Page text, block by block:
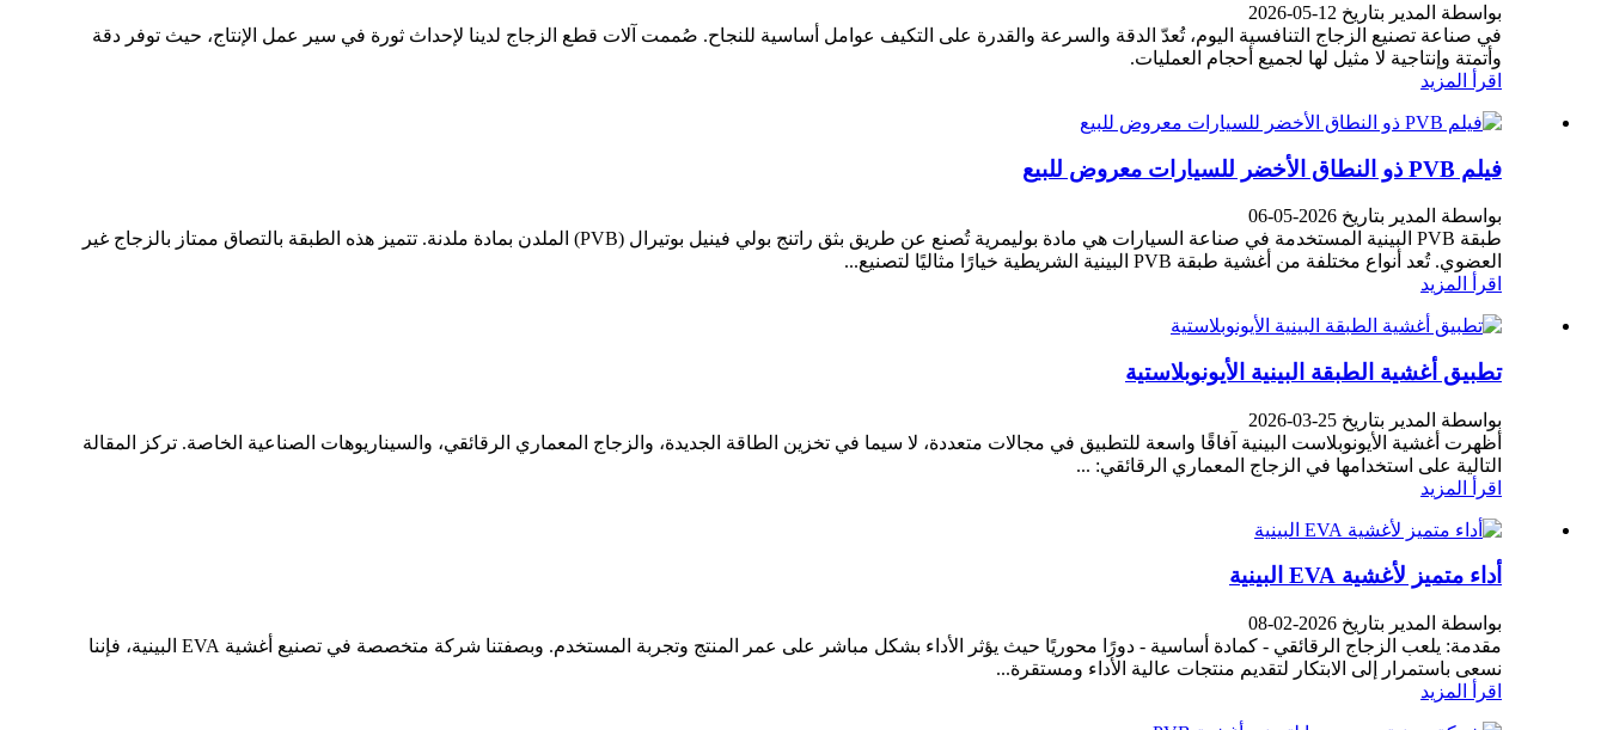
بواسطة المدير بتاريخ 12-05-2026
في صناعة تصنيع الزجاج التنافسية اليوم، تُعدّ الدقة والسرعة والقدرة على التكيف عوامل أساسية للنجاح. صُممت آلات قطع الزجاج لدينا لإحداث ثورة في سير عمل الإنتاج، حيث توفر دقة
وأتمتة وإنتاجية لا مثيل لها لجميع أحجام العمليات.
اقرأ المزيد
فيلم PVB ذو النطاق الأخضر للسيارات معروض للبيع
بواسطة المدير بتاريخ 2026-05-06
طبقة PVB البينية المستخدمة في صناعة السيارات هي مادة بوليمرية تُصنع عن طريق بثق راتنج بولي فينيل بوتيرال (PVB) الملدن بمادة ملدنة. تتميز هذه الطبقة بالتصاق ممتاز بالزجاج غير
العضوي. تُعد أنواع مختلفة من أغشية طبقة PVB البينية الشريطية خيارًا مثاليًا لتصنيع...
اقرأ المزيد
تطبيق أغشية الطبقة البينية الأيونوبلاستية
بواسطة المدير بتاريخ 25-03-2026
أظهرت أغشية الأيونوبلاست البينية آفاقًا واسعة للتطبيق في مجالات متعددة، لا سيما في تخزين الطاقة الجديدة، والزجاج المعماري الرقائقي، والسيناريوهات الصناعية الخاصة. تركز المقالة
التالية على استخدامها في الزجاج المعماري الرقائقي: ...
اقرأ المزيد
أداء متميز لأغشية EVA البينية
بواسطة المدير بتاريخ 2026-02-08
مقدمة: يلعب الزجاج الرقائقي - كمادة أساسية - دورًا محوريًا حيث يؤثر الأداء بشكل مباشر على عمر المنتج وتجربة المستخدم. وبصفتنا شركة متخصصة في تصنيع أغشية EVA البينية، فإننا
نسعى باستمرار إلى الابتكار لتقديم منتجات عالية الأداء ومستقرة...
اقرأ المزيد